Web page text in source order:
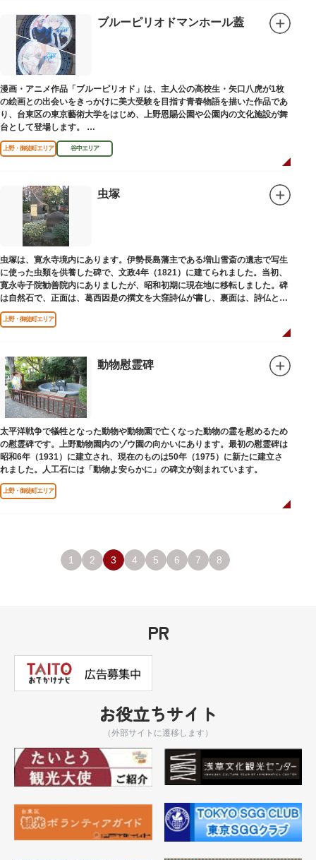
ブルーピリオドマンホール蓋
漫画・アニメ作品「ブルーピリオド」は、主人公の高校生・矢口八虎が1枚
の絵画との出会いをきっかけに美大受験を目指す青春物語を描いた作品であ
り、台東区の東京藝術大学をはじめ、上野恩賜公園や公園内の文化施設が舞
台として登場します。
区にゆかりのある本作品を通して、新たな観光スポット創出による誘客促進
と区内観光客の回遊性向上を図るため、こちらのマンホール蓋を設置しまし
設置年月日：令和4年3月1日
上野・御徒町エリア 谷中エリア
虫塚
虫塚は、寛永寺境内にあります。伊勢長島藩主である増山雪斎の遺志で写生
に使った虫類を供養した碑で、文政4年（1821）に建てられました。当初、
寛永寺子院勧善院内にありましたが、昭和初期に現在地に移転しました。碑
は自然石で、正面は、葛西因是の撰文を大窪詩仏が書し、裏面は、詩仏と菊
池五山の自筆の詩が刻まれています。
上野・御徒町エリア
動物慰霊碑
太平洋戦争で犠牲となった動物や動物園で亡くなった動物の霊を慰めるため
の慰霊碑です。上野動物園内のゾウ園の向かいにあります。最初の慰霊碑は
昭和6年（1931）に建立され、現在のものは50年（1975）に新たに建立さ
れました。人工石には「動物よ安らかに」の碑文が刻まれています。
上野・御徒町エリア
1 2 3 4 5 6 7 8
PR
お役立ちサイト
（外部サイトに遷移します）